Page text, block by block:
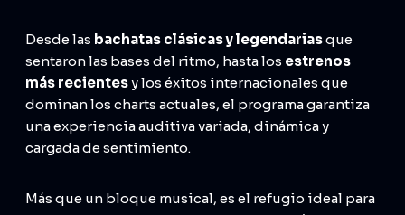
Desde las bachatas clásicas y legendariasque
sentaron las bases del ritmo, hasta los estrenos
más recientesy los éxitos internacionales que
dominan los charts actuales, el programa garantiza
una experiencia auditiva variada, dinámica y
cargada de sentimiento.
Más que un bloque musical, es el refugio ideal para